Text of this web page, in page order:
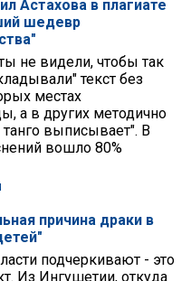
Астахова в плагиате
шедевр
не видели, чтобы так
текст без
местах
а в других методично
танго выписывает". В
вошло 80%
причина драки в
подчеркивают - это
Из Ингушетии, откуда